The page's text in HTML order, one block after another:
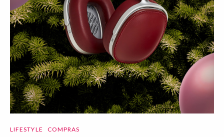
LIFESTYLE COMPRAS